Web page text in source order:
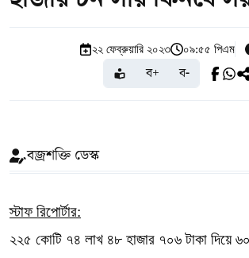
২২ ফেব্রুয়ারি ২০২৩ ০৯:৫৫ পিএম
ব+ ব-
বজ্রশক্তি ডেস্ক
স্টাফ রিপোর্টার:
২২৫ কোটি ৭৪ লাখ ৪৮ হাজার ৭০৬ টাকা দিয়ে